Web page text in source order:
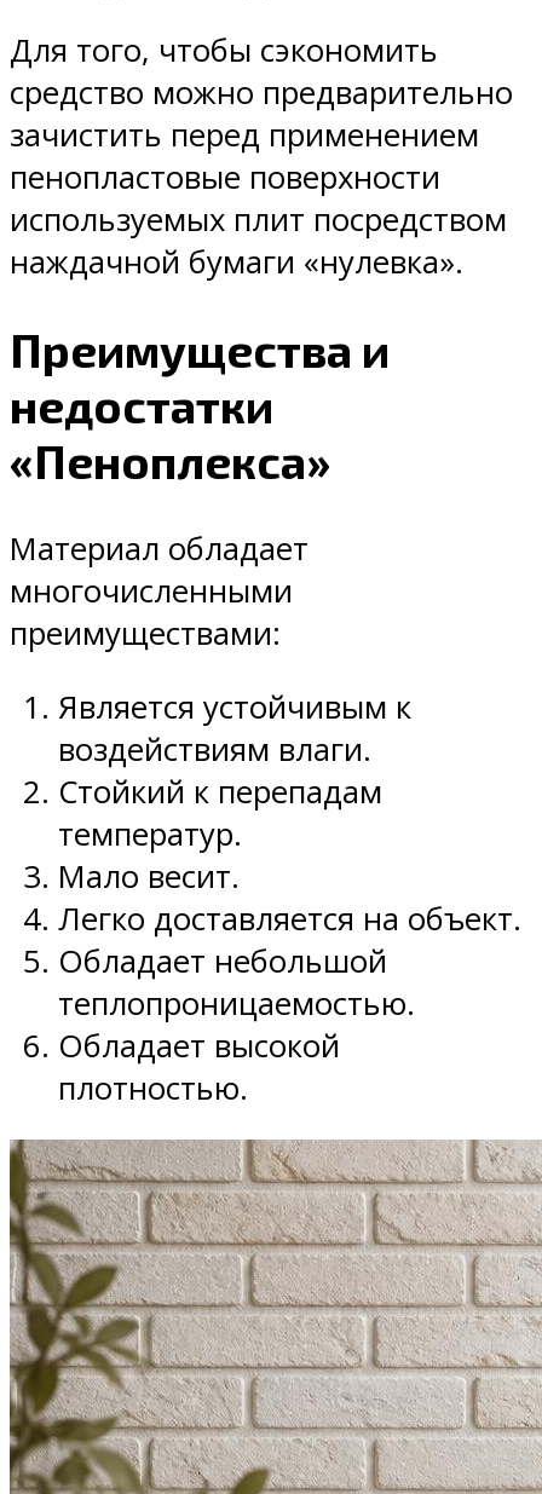
Для того, чтобы сэкономить
средство можно предварительно
зачистить перед применением
пенопластовые поверхности
используемых плит посредством
наждачной бумаги «нулевка».
Преимущества и
недостатки
«Пеноплекса»
Материал обладает
многочисленными
преимуществами:
Является устойчивым к
воздействиям влаги.
Стойкий к перепадам
температур.
Мало весит.
Легко доставляется на объект.
Обладает небольшой
теплопроницаемостью.
Обладает высокой
плотностью.